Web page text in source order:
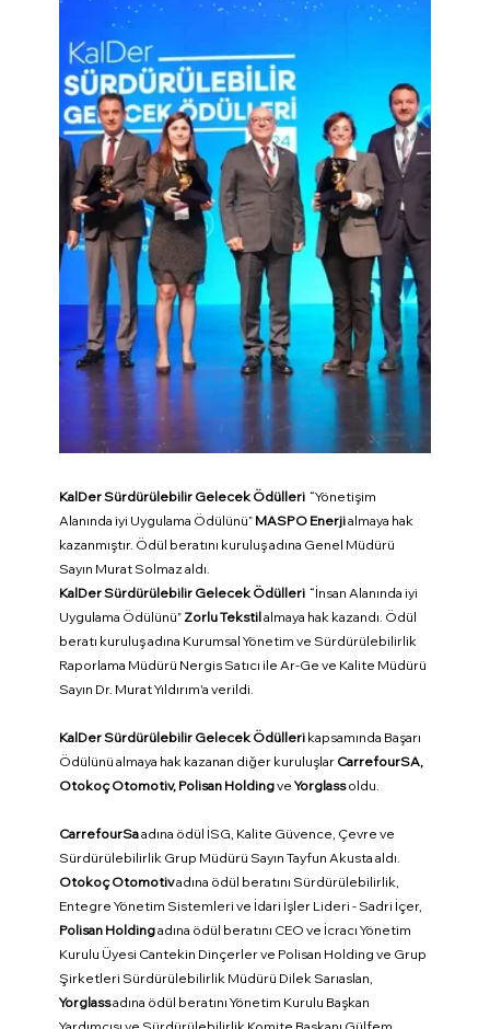
KalDer Sürdürülebilir Gelecek Ödülleri “Yönetişim
Alanında iyi Uygulama Ödülünü” MASPO Enerji almaya hak
kazanmıştır. Ödül beratını kuruluş adına Genel Müdürü
Sayın Murat Solmaz aldı.
KalDer Sürdürülebilir Gelecek Ödülleri “İnsan Alanında iyi
Uygulama Ödülünü” Zorlu Tekstil almaya hak kazandı. Ödül
beratı kuruluş adına Kurumsal Yönetim ve Sürdürülebilirlik
Raporlama Müdürü Nergis Satıcı ile Ar-Ge ve Kalite Müdürü
Sayın Dr. Murat Yıldırım'a verildi.
KalDer Sürdürülebilir Gelecek Ödülleri kapsamında Başarı
Ödülünü almaya hak kazanan diğer kuruluşlar CarrefourSA,
Otokoç Otomotiv, Polisan Holding ve Yorglass oldu.
CarrefourSa adına ödül İSG, Kalite Güvence, Çevre ve
Sürdürülebilirlik Grup Müdürü Sayın Tayfun Akusta aldı.
Otokoç Otomotiv adına ödül beratını Sürdürülebilirlik,
Entegre Yönetim Sistemleri ve İdari İşler Lideri - Sadri İçer,
Polisan Holding adına ödül beratını CEO ve İcracı Yönetim
Kurulu Üyesi Cantekin Dinçerler ve Polisan Holding ve Grup
Şirketleri Sürdürülebilirlik Müdürü Dilek Sarıaslan,
Yorglass adına ödül beratını Yönetim Kurulu Başkan